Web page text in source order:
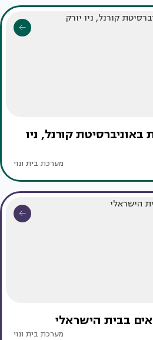
קורנל, ניו
מערכת בית ונוי
בבית הישראלי
מערכת בית ונוי